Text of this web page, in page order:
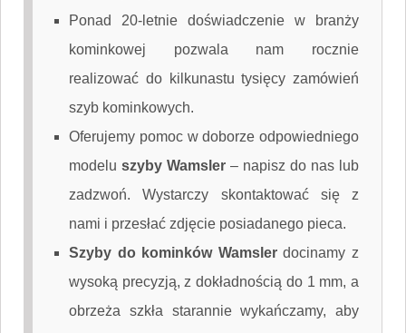
Ponad 20-letnie doświadczenie w branży
kominkowej pozwala nam rocznie
realizować do kilkunastu tysięcy zamówień
szyb kominkowych.
Oferujemy pomoc w doborze odpowiedniego
modelu szyby Wamsler – napisz do nas lub
zadzwoń. Wystarczy skontaktować się z
nami i przesłać zdjęcie posiadanego pieca.
Szyby do kominków Wamslerdocinamy z
wysoką precyzją, z dokładnością do 1 mm, a
obrzeża szkła starannie wykańczamy, aby